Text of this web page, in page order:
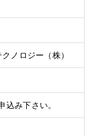
ノロジー（株）
込み下さい。